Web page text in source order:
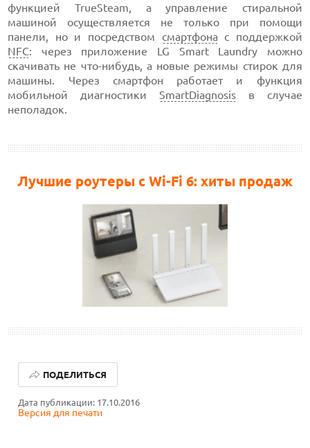
функцией TrueSteam, а управление стиральной
машиной осуществляется не только при помощи
панели, но и посредством смартфонас поддержкой
NFC: через приложение LG Smart Laundry можно
скачивать не что-нибудь, а новые режимы стирок для
машины. Через смартфон работает и функция
мобильной диагностики SmartDiagnosis в случае
неполадок.
Лучшие роутеры с Wi-Fi 6: хиты продаж
Дата публикации: 17.10.2016
Версия для печати
ПОДЕЛИТЬСЯ
ОБЗОР МОНИТОРА MSI PRO MAX 271PHW E14
КАК ПОДГОТОВИТЬ СМАРТФОН К ОТПУСКУ